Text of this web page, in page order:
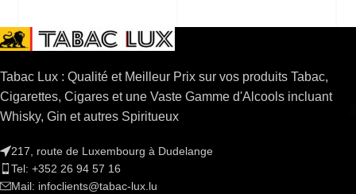
Tabac Lux : Qualité et Meilleur Prix sur vos produits Tabac,
Cigarettes, Cigares et une Vaste Gamme d'Alcools incluant
Whisky, Gin et autres Spiritueux
217, route de Luxembourg à Dudelange
Tel: +352 26 94 57 16
Mail: infoclients@tabac-lux.lu